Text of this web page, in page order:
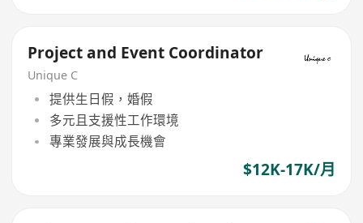
Project and Event Coordinator
Unique C
提供生日假，婚假
多元且支援性工作環境
專業發展與成長機會
$12K-17K/月